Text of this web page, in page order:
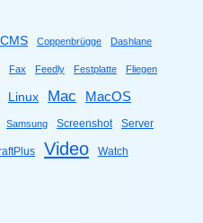
CMS Coppenbrügge Dashlane
Fax Feedly Festplatte Fliegen
Linux Mac MacOS
Samsung Screenshot Server
Video Watch